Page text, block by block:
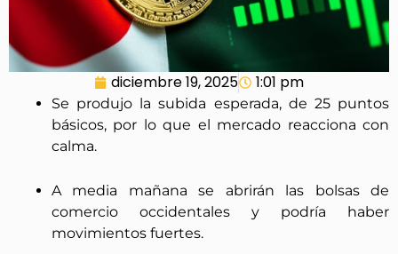
diciembre 19, 2025 1:01 pm
Se produjo la subida esperada, de 25 puntos
básicos, por lo que el mercado reacciona con
calma.
A media mañana se abrirán las bolsas de
comercio occidentales y podría haber
movimientos fuertes.